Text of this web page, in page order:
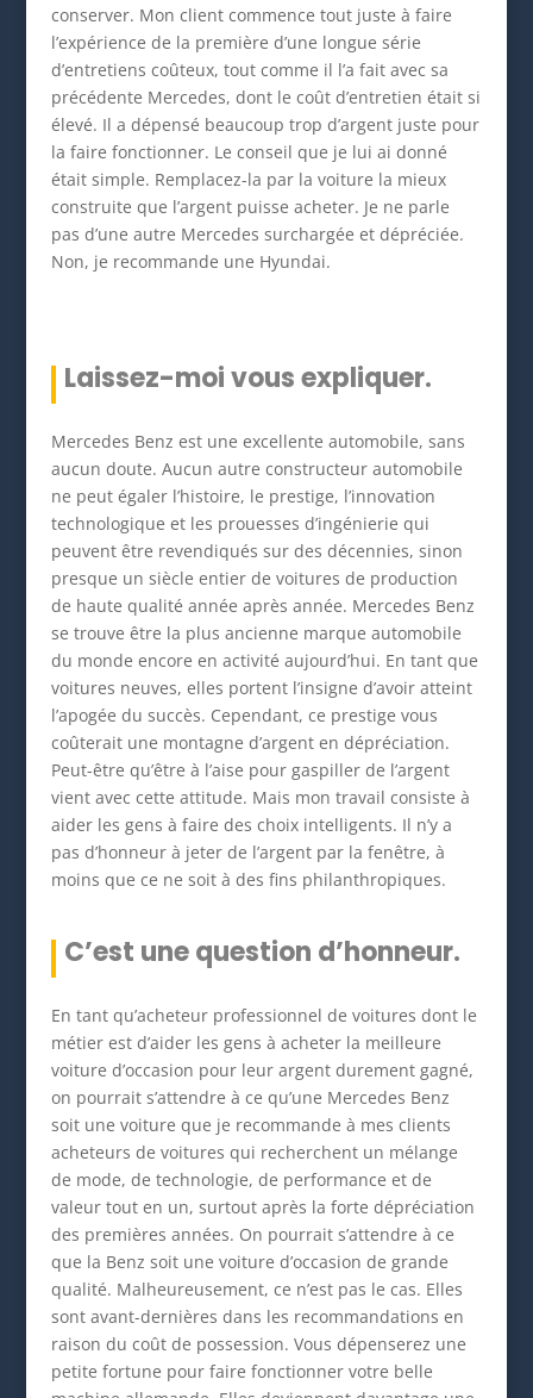
conserver. Mon client commence tout juste à faire
l’expérience de la première d’une longue série
d’entretiens coûteux, tout comme il l’a fait avec sa
précédente Mercedes, dont le coût d’entretien était si
élevé. Il a dépensé beaucoup trop d’argent juste pour
la faire fonctionner. Le conseil que je lui ai donné
était simple. Remplacez-la par la voiture la mieux
construite que l’argent puisse acheter. Je ne parle
pas d’une autre Mercedes surchargée et dépréciée.
Non, je recommande une Hyundai.
Laissez-moi vous expliquer.
Mercedes Benz est une excellente automobile, sans
aucun doute. Aucun autre constructeur automobile
ne peut égaler l’histoire, le prestige, l’innovation
technologique et les prouesses d’ingénierie qui
peuvent être revendiqués sur des décennies, sinon
presque un siècle entier de voitures de production
de haute qualité année après année. Mercedes Benz
se trouve être la plus ancienne marque automobile
du monde encore en activité aujourd’hui. En tant que
voitures neuves, elles portent l’insigne d’avoir atteint
l’apogée du succès. Cependant, ce prestige vous
coûterait une montagne d’argent en dépréciation.
Peut-être qu’être à l’aise pour gaspiller de l’argent
vient avec cette attitude. Mais mon travail consiste à
aider les gens à faire des choix intelligents. Il n’y a
pas d’honneur à jeter de l’argent par la fenêtre, à
moins que ce ne soit à des fins philanthropiques.
C’est une question d’honneur.
En tant qu’acheteur professionnel de voitures dont le
métier est d’aider les gens à acheter la meilleure
voiture d’occasion pour leur argent durement gagné,
on pourrait s’attendre à ce qu’une Mercedes Benz
soit une voiture que je recommande à mes clients
acheteurs de voitures qui recherchent un mélange
de mode, de technologie, de performance et de
valeur tout en un, surtout après la forte dépréciation
des premières années. On pourrait s’attendre à ce
que la Benz soit une voiture d’occasion de grande
qualité. Malheureusement, ce n’est pas le cas. Elles
sont avant-dernières dans les recommandations en
raison du coût de possession. Vous dépenserez une
petite fortune pour faire fonctionner votre belle